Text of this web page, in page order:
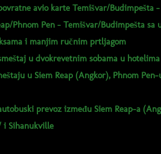
avio karte Temišvar/Budimpešta -
Phnom Pen - Temišvar/Budimpešta sa
i manjim ručnim prtljagom
u dvokrevetnim sobama u
u Siem Reap (Angkor), Phnom
prevoz između Siem Reap-a
i Sihanukville